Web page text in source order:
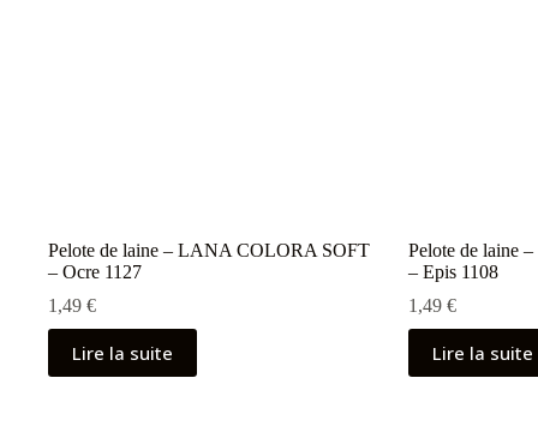
Pelote de laine – LANA COLORA SOFT
– Ocre 1127
1,49 €
Lire la suite
Pelote de laine
– Epis 1108
1,49 €
Lire la suite